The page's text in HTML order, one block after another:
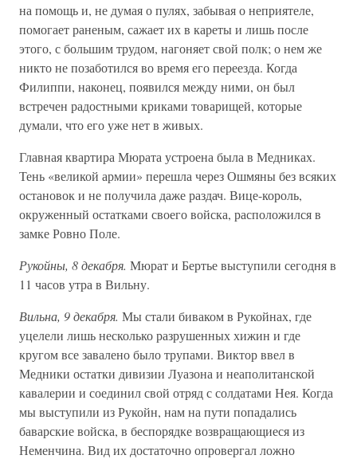
на помощь и, не думая о пулях, забывая о неприятеле,
помогает раненым, сажает их в кареты и лишь после
этого, с большим трудом, нагоняет свой полк; о нем же
никто не позаботился во время его переезда. Когда
Филиппи, наконец, появился между ними, он был
встречен радостными криками товарищей, которые
думали, что его уже нет в живых.
Главная квартира Мюрата устроена была в Медниках.
Тень «великой армии» перешла через Ошмяны без всяких
остановок и не получила даже раздач. Вице-король,
окруженный остатками своего войска, расположился в
замке Ровно Поле.
Рукойны, 8 декабря. Мюрат и Бертье выступили сегодня в
11 часов утра в Вильну.
Вильна, 9 декабря. Мы стали биваком в Рукойнах, где
уцелели лишь несколько разрушенных хижин и где
кругом все завалено было трупами. Виктор ввел в
Медники остатки дивизии Луазона и неаполитанской
кавалерии и соединил свой отряд с солдатами Нея. Когда
мы выступили из Рукойн, нам на пути попадались
баварские войска, в беспорядке возвращающиеся из
Неменчина. Вид их достаточно опровергал ложно